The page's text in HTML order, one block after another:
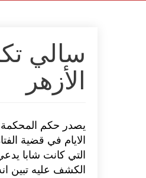
الأزهر
يصدر حكم المحكمة
الايام في قضية
التي كانت شابا
الكشف عليه تبين